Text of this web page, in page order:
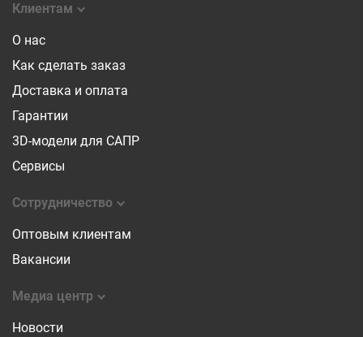
Клиентам
О нас
Как сделать заказ
Доставка и оплата
Гарантии
3D-модели для САПР
Сервисы
Сотрудничество
Оптовым клиентам
Вакансии
Медиа центр
Новости